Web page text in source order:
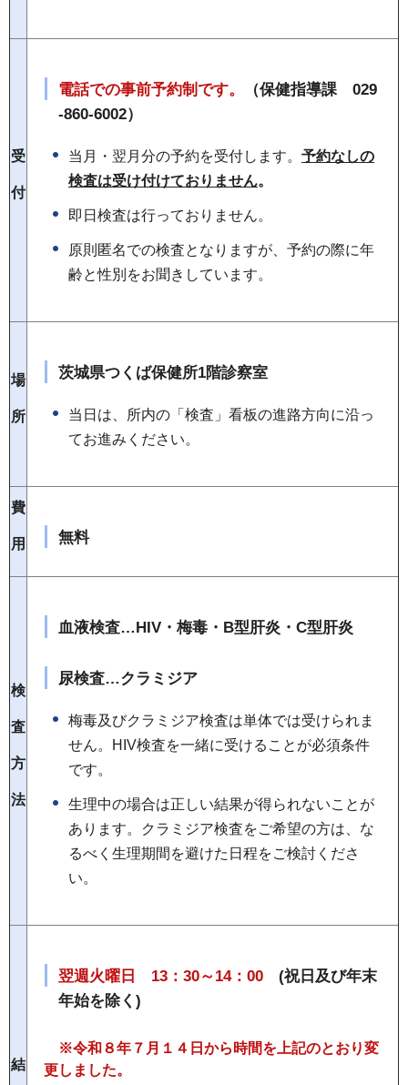
受
付
電話での事前予約制です。
（保健指導課 029
-860-6002）
当月・翌月分の予約を受付します。 予約なしの
検査は受け付けておりません。
即日検査は行っておりません。
原則匿名での検査となりますが、予約の際に年
齢と性別をお聞きしています。
場
所
茨城県つくば保健所1階診察室
当日は、所内の「検査」看板の進路方向に沿っ
てお進みください。
費
用 無料
検
査
方
法
血液検査…HIV・梅毒・B型肝炎・C型肝炎
尿検査…クラミジア
梅毒及びクラミジア検査は単体では受けられま
せん。HIV検査を一緒に受けることが必須条件
です。
生理中の場合は正しい結果が得られないことが
あります。クラミジア検査をご希望の方は、な
るべく生理期間を避けた日程をご検討くださ
い。
結
翌週火曜日 13：30～14：00 (祝日及び年末
年始を除く)
※令和８年７月１４日から時間を上記のとおり変
更しました。